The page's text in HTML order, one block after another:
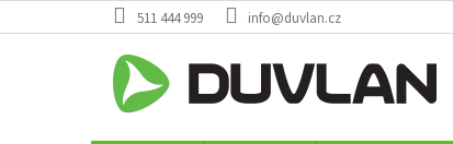
na
511 444 999 info@duvlan.cz